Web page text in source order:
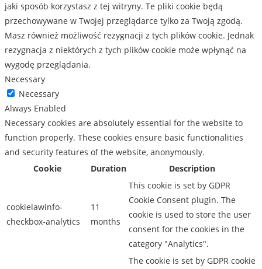
jaki sposób korzystasz z tej witryny. Te pliki cookie będą
przechowywane w Twojej przeglądarce tylko za Twoją zgodą.
Masz również możliwość rezygnacji z tych plików cookie. Jednak
rezygnacja z niektórych z tych plików cookie może wpłynąć na
wygodę przeglądania.
Necessary
Necessary
Always Enabled
Necessary cookies are absolutely essential for the website to
function properly. These cookies ensure basic functionalities
and security features of the website, anonymously.
Cookie
Duration Description
cookielawinfo-
checkbox-analytics
11
months
This cookie is set by GDPR
Cookie Consent plugin. The
cookie is used to store the user
consent for the cookies in the
category "Analytics".
The cookie is set by GDPR cookie